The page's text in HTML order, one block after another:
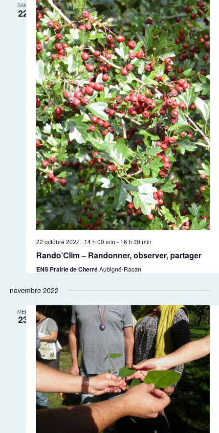
SAM
22
22 octobre 2022 : 14 h 00 min - 16 h 30 min
Rando’Clim – Randonner, observer, partager
ENS Prairie de CherréAubigné-Racan
novembre 2022
MER
23